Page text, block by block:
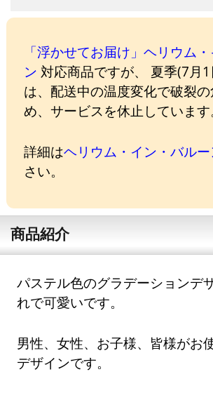
「浮かせてお届け」ヘリウム
ン 対応商品ですが、 夏季(7月
は、配送中の温度変化で破裂
め、サービスを休止しています
詳細はヘリウム・イン・バルー
さい。
商品紹介
パステル色のグラデーションデ
れで可愛いです。
男性、女性、お子様、皆様がお
デザインです。